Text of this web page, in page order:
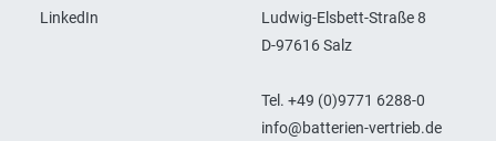
LinkedIn
Ludwig-Elsbett-Straße 8
D-97616 Salz
Tel. +49 (0)9771 6288-0
info@batterien-vertrieb.de